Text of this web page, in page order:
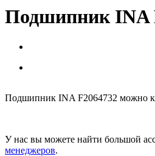
Подшипник INA
Подшипник INA F2064732 можно
У нас вы можете найти большой
менеджеров.